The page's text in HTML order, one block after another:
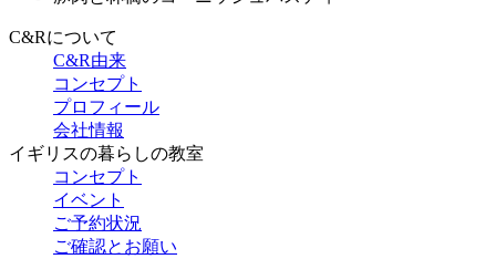
C&Rについて
C&R由来
コンセプト
プロフィール
会社情報
イギリスの暮らしの教室
コンセプト
イベント
ご予約状況
ご確認とお願い